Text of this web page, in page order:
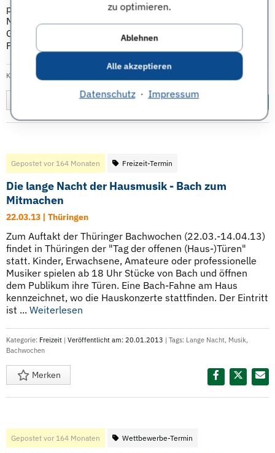
zu optimieren.
Ablehnen
Alle akzeptieren
Datenschutz· Impressum
professionelle Opernmusiker in privaten Heimen spielen.
Man kann sich als Gastgeber bewerben, wenn man
Getränke, viele Sitzgelegenheiten, hohe Decken und ein
Piano hat oder Gast sein, wenn ...
Kategorie:
Diesen Termin teilen:
Gepostet vor 164 Monaten Freizeit-Termin
Die lange Nacht der Hausmusik - Bach zum
Mitmachen
22.03.13 | Thüringen
Zum Auftakt der Thüringer Bachwochen (22.03.-14.04.13)
findet in Thüringen der "Tag der offenen (Haus-)Türen"
statt. Kinder, Erwachsene, Amateure oder professionelle
Musiker spielen ab 18 Uhr Stücke von Bach und öffnen
dem Publikum ihre Türen. Eine Bach-Fahne am Haus
kennzeichnet, wo die Hauskonzerte stattfinden. Der Eintritt
ist ... Weiterlesen
Kategorie: Freizeit | Veröffentlicht am: 20.01.2013 | Tags: Lange Nacht, Musik,
Bachwochen
Merken
Gepostet vor 164 Monaten Wettbewerbe-Termin